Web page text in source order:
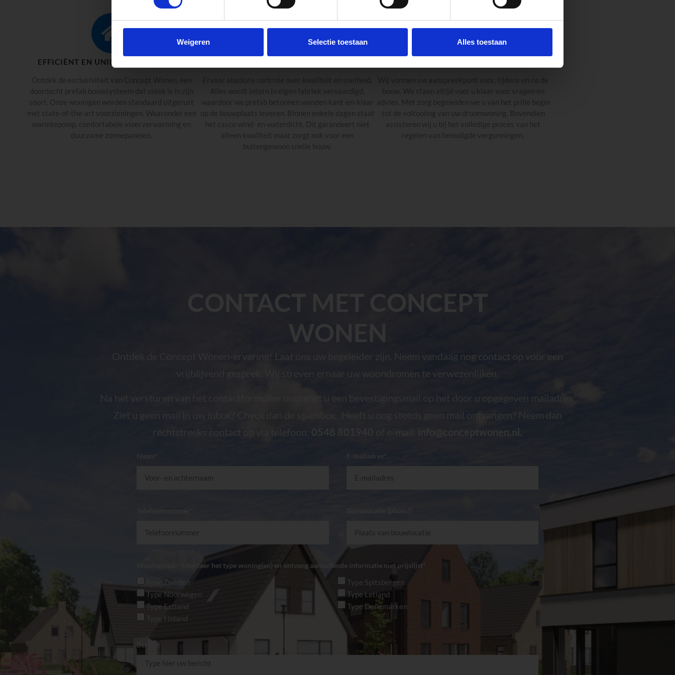
Weigeren Selectie toestaan Alles toestaan
EFFICIËNT EN UNIEK BOUWSYSTEEM
Ontdek de exclusiviteit van Concept Wonen, een
doordacht prefab bouwsysteem dat uniek is in zijn
soort. Onze woningen worden standaard uitgerust
met state-of-the-art voorzieningen. Waaronder een
warmtepomp, comfortabele vloerverwarming en
duurzame zonnepanelen.
waardoor we prefab betonnen wanden kant-en-klaar
op de bouwplaats leveren. Binnen enkele dagen staat
het casco wind- en waterdicht. Dit garandeert niet
alleen kwaliteit maar zorgt ook voor een
buitengewoon snelle bouw.
advies. Met zorg begeleiden we u van het prille begin
tot de voltooiing van uw droomwoning. Bovendien
assisteren wij u bij het volledige proces van het
regelen van benodigde vergunningen.
CONTACT MET CONCEPT
WONEN
Ontdek de Concept Wonen-ervaring! Laat ons uw begeleider zijn. Neem vandaag nog contact op voor een
vrijblijvend gesprek. Wij streven ernaar uw woondromen te verwezenlijken.
Na het versturen van het contactformulier ontvangt u een bevestigingsmail op het door u opgegeven mailadres.
Ziet u geen mail in uw inbox? Check dan de spambox. Heeft u nog steeds geen mail ontvangen? Neem dan
rechtstreeks contact op via telefoon:
info@conceptwonen.nl.
E-mailadres*
Woningtype - Selecteer het type woning(en) en ontvang aanvullende informatie met prijslijst*
Type Zweden
Type Spitsbergen
Type Noorwegen
Type Letland
Type Estland
Type Denemarken
Type Finland
Bericht